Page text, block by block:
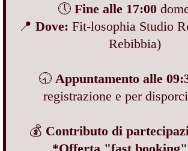
🕔 Fine alle 17:00
📍 Dove: Fit-losophia Studio
Rebibbia)
🕣 Appuntamento alle
registrazione e per
💰 Contributo di
*Offerta "fast booking"